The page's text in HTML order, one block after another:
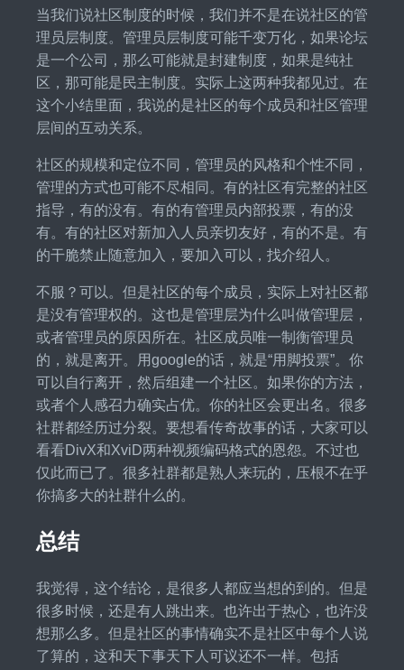
当我们说社区制度的时候，我们并不是在说社区的管
理员层制度。管理员层制度可能千变万化，如果论坛
是一个公司，那么可能就是封建制度，如果是纯社
区，那可能是民主制度。实际上这两种我都见过。在
这个小结里面，我说的是社区的每个成员和社区管理
层间的互动关系。
社区的规模和定位不同，管理员的风格和个性不同，
管理的方式也可能不尽相同。有的社区有完整的社区
指导，有的没有。有的有管理员内部投票，有的没
有。有的社区对新加入人员亲切友好，有的不是。有
的干脆禁止随意加入，要加入可以，找介绍人。
不服？可以。但是社区的每个成员，实际上对社区都
是没有管理权的。这也是管理层为什么叫做管理层，
或者管理员的原因所在。社区成员唯一制衡管理员
的，就是离开。用google的话，就是“用脚投票”。你
可以自行离开，然后组建一个社区。如果你的方法，
或者个人感召力确实占优。你的社区会更出名。很多
社群都经历过分裂。要想看传奇故事的话，大家可以
看看DivX和XviD两种视频编码格式的恩怨。不过也
仅此而已了。很多社群都是熟人来玩的，压根不在乎
你搞多大的社群什么的。
总结
我觉得，这个结论，是很多人都应当想的到的。但是
很多时候，还是有人跳出来。也许出于热心，也许没
想那么多。但是社区的事情确实不是社区中每个人说
了算的，这和天下事天下人可议还不一样。包括